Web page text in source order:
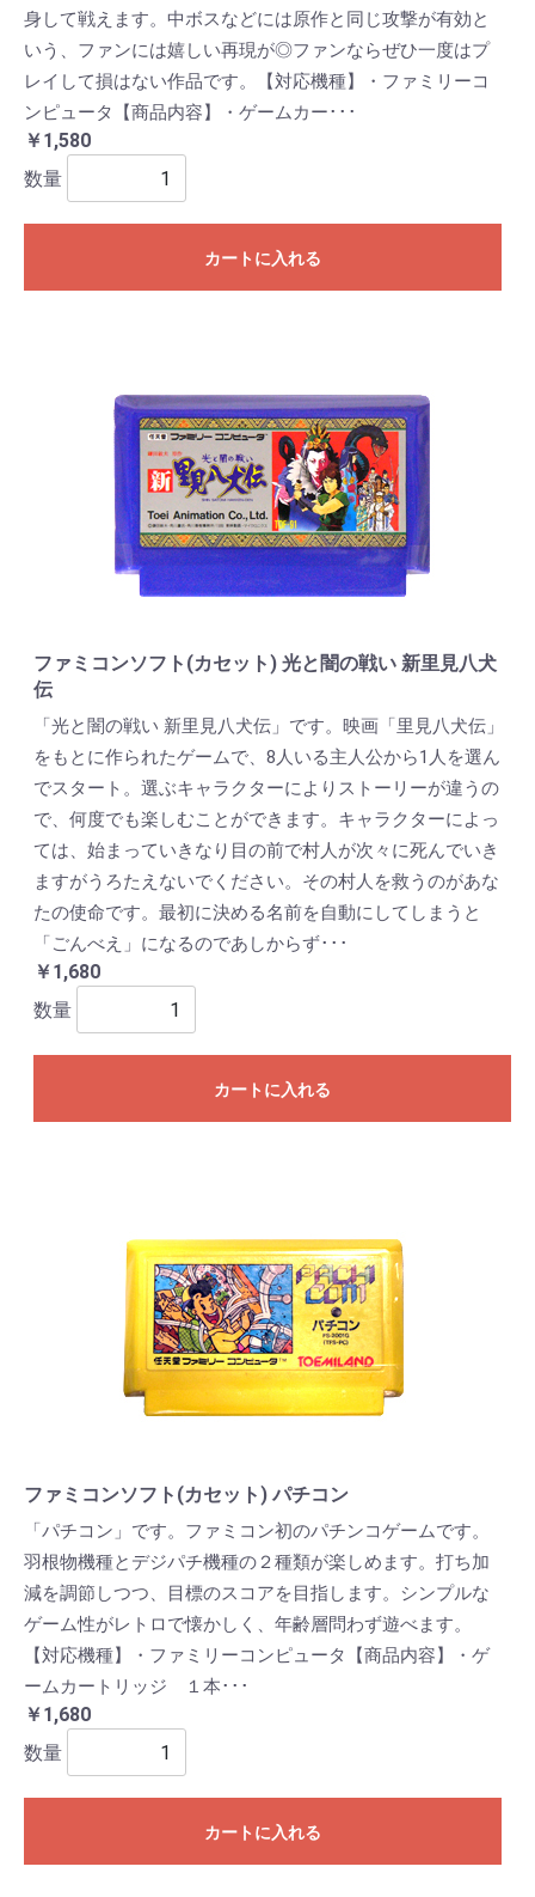
身して戦えます。中ボスなどには原作と同じ攻撃が有効と
いう、ファンには嬉しい再現が◎ファンならぜひ一度はプ
レイして損はない作品です。【対応機種】・ファミリーコ
ンピュータ【商品内容】・ゲームカー･･･
￥1,580
数量
カートに入れる
ファミコンソフト(カセット) 光と闇の戦い 新里見八犬
伝
「光と闇の戦い 新里見八犬伝」です。映画「里見八犬伝」
をもとに作られたゲームで、8人いる主人公から1人を選ん
でスタート。選ぶキャラクターによりストーリーが違うの
で、何度でも楽しむことができます。キャラクターによっ
ては、始まっていきなり目の前で村人が次々に死んでいき
ますがうろたえないでください。その村人を救うのがあな
たの使命です。最初に決める名前を自動にしてしまうと
「ごんべえ」になるのであしからず･･･
￥1,680
数量
カートに入れる
ファミコンソフト(カセット) パチコン
「パチコン」です。ファミコン初のパチンコゲームです。
羽根物機種とデジパチ機種の２種類が楽しめます。打ち加
減を調節しつつ、目標のスコアを目指します。シンプルな
ゲーム性がレトロで懐かしく、年齢層問わず遊べます。
【対応機種】・ファミリーコンピュータ【商品内容】・ゲ
ームカートリッジ １本･･･
￥1,680
数量
カートに入れる